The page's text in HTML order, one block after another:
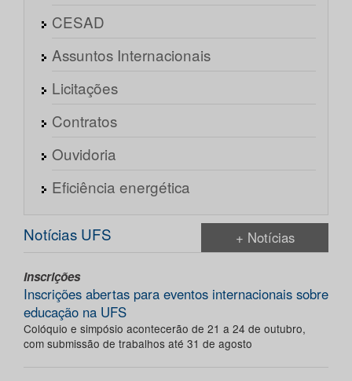
CESAD
Assuntos Internacionais
Licitações
Contratos
Ouvidoria
Eficiência energética
Notícias UFS + Notícias
Inscrições
Inscrições abertas para eventos internacionais sobre
educação na UFS
Colóquio e simpósio acontecerão de 21 a 24 de outubro,
com submissão de trabalhos até 31 de agosto